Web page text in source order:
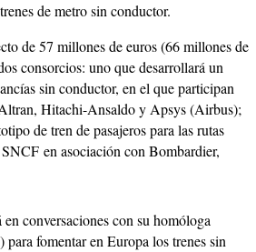
de metro sin conductor.
de 57 millones de euros (66 millones de
consorcios: uno que desarrollará un
sin conductor, en el que participan
Hitachi-Ansaldo y Apsys (Airbus);
de tren de pasajeros para las rutas
en asociación con Bombardier,
conversaciones con su homóloga
para fomentar en Europa los trenes sin